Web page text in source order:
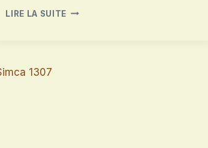
LIRE LA SUITE SIMCA